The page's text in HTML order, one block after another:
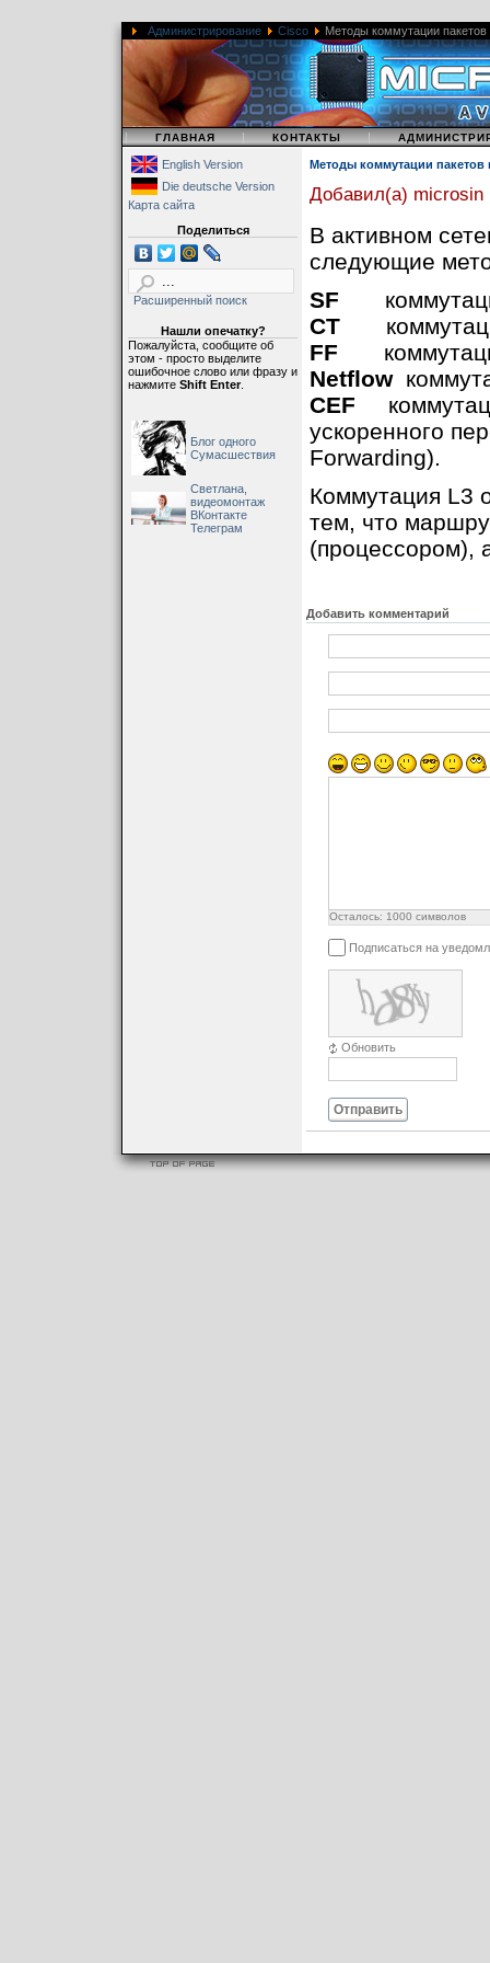
Администрирование Cisco Методы коммутации
| ГЛАВНАЯ | КОНТАКТЫ |
English Version
Die deutsche Version
Карта сайта
Поделиться
Расширенный поиск
Нашли опечатку?
Пожалуйста, сообщите об
этом - просто выделите
ошибочное слово или фразу и
нажмите Shift Enter.
Блог одного
Сумасшествия
Светлана,
видеомонтаж
ВКонтакте
Телеграм
Методы коммутации пакетов
Добавил(а) microsin
В активном
следующие
SF
CT
FF
Netflow
CEF
ускоренного
Forwarding).
Коммутация L3
тем, что
(процессором),
Добавить комментарий
Осталось: 1000 символов
Подписаться на
Обновить
Отправить